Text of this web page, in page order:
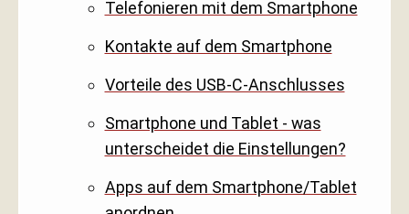
Telefonieren mit dem Smartphone
Kontakte auf dem Smartphone
Vorteile des USB-C-Anschlusses
Smartphone und Tablet - was
unterscheidet die Einstellungen?
Apps auf dem Smartphone/Tablet